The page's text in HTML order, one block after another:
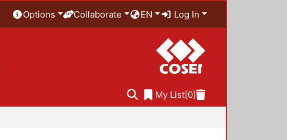
Options Collaborate EN Log In
My List[0]